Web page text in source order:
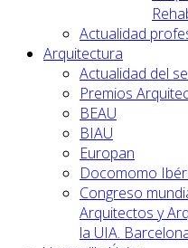
Actualidad
Arquitectura
Actualidad del
Premios
BEAU
BIAU
Europan
Docomomo
Congreso
Arquitectos y
la UIA.